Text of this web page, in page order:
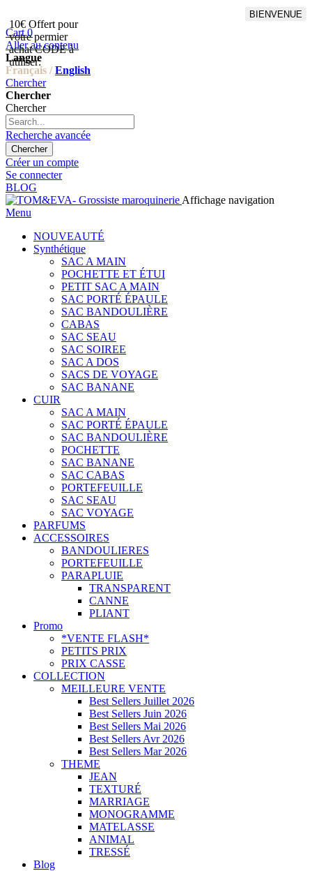
10€ Offert pour
votre permier
achat CODE à
utiliser:
BIENVENUE
Cart 0
Aller au contenu
Langue
Français / English
Chercher
Chercher
Chercher
Recherche avancée
Chercher
Créer un compte
Se connecter
BLOG
Affichage navigation
Menu
NOUVEAUTÉ
Synthétique
SAC A MAIN
POCHETTE ET ÉTUI
PETIT SAC A MAIN
SAC PORTÉ ÉPAULE
SAC BANDOULIÈRE
CABAS
SAC SEAU
SAC SOIREE
SAC A DOS
SACS DE VOYAGE
SAC BANANE
CUIR
SAC A MAIN
SAC PORTÉ ÉPAULE
SAC BANDOULIÈRE
POCHETTE
SAC BANANE
SAC CABAS
PORTEFEUILLE
SAC SEAU
SAC VOYAGE
PARFUMS
ACCESSOIRES
BANDOULIERES
PORTEFEUILLE
PARAPLUIE
TRANSPARENT
CANNE
PLIANT
Promo
*VENTE FLASH*
PETITS PRIX
PRIX CASSE
COLLECTION
MEILLEURE VENTE
Best Sellers Juillet 2026
Best Sellers Juin 2026
Best Sellers Mai 2026
Best Sellers Avr 2026
Best Sellers Mar 2026
THEME
JEAN
TEXTURÉ
MARRIAGE
MONOGRAMME
MATELASSE
ANIMAL
TRESSÉ
Blog